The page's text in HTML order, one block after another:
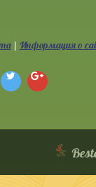
| Информация о